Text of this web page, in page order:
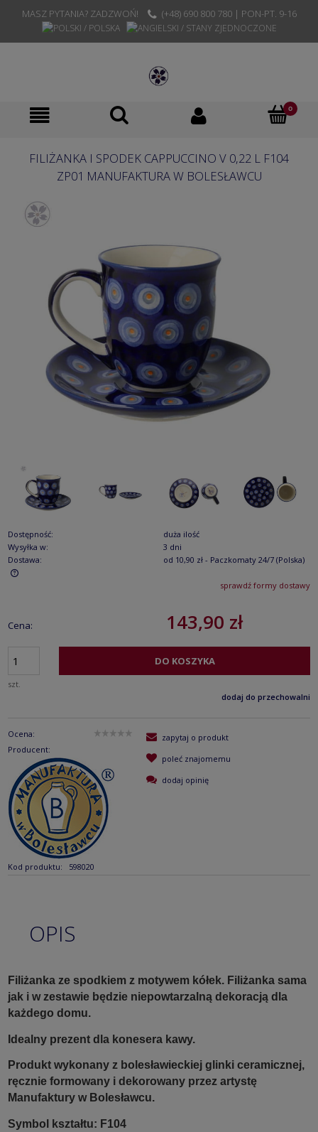
MASZ PYTANIA? ZADZWOŃ! (+48) 690 800 780 | PON-PT. 9-16
FILIŻANKA I SPODEK CAPPUCCINO V 0,22 L F104
ZP01 MANUFAKTURA W BOLESŁAWCU
Dostępność:
duża ilość
Wysyłka w:
3 dni
Dostawa:
od 10,90 zł - Paczkomaty 24/7 (Polska)
Cena nie zawiera ewentualnych kosztów płatnościsprawdź formy dostawy
Cena: 143,90 zł
szt.
DO KOSZYKA
dodaj do przechowalni
Ocena:
Producent:
Kod produktu: 598020
zapytaj o produkt
poleć znajomemu
dodaj opinię
OPIS
Filiżanka ze spodkiem z motywem kółek. Filiżanka sama
jak i w zestawie będzie niepowtarzalną dekoracją dla
każdego domu.
Idealny prezent dla konesera kawy.
Produkt wykonany z bolesławieckiej glinki ceramicznej,
ręcznie formowany i dekorowany przez artystę
Manufaktury w Bolesławcu.
Symbol kształtu: F104